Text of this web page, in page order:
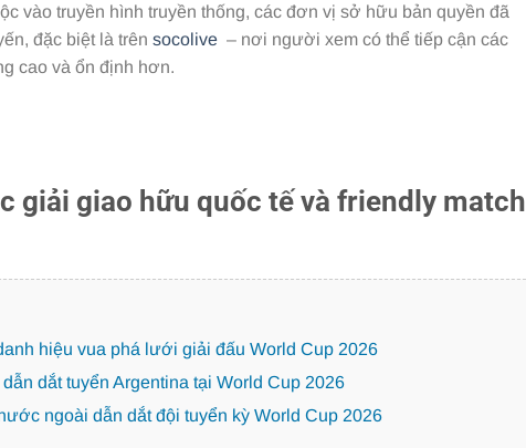
vào truyền hình truyền thống, các đơn vị sở hữu bản quyền đã
đặc biệt là trên socolive – nơi người xem có thể tiếp cận các
cao và ổn định hơn.
giải giao hữu quốc tế và friendly match
hiệu vua phá lưới giải đấu World Cup 2026
dắt tuyển Argentina tại World Cup 2026
ngoài dẫn dắt đội tuyển kỳ World Cup 2026